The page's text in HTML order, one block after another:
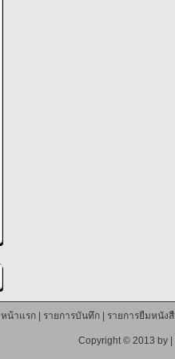
หน้าแรก| รายการบันทึก| รายการยืมหนัง
Copyright © 2013 by |